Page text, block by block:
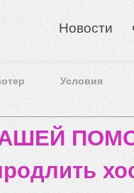
Новости
Условия